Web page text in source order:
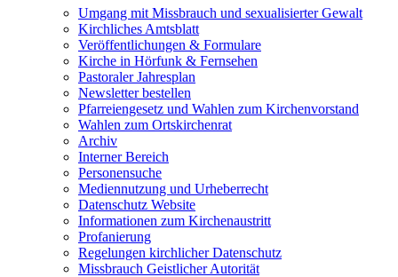
Umgang mit Missbrauch und sexualisierter Gewalt
Kirchliches Amtsblatt
Veröffentlichungen & Formulare
Kirche in Hörfunk & Fernsehen
Pastoraler Jahresplan
Newsletter bestellen
Pfarreiengesetz und Wahlen zum Kirchenvorstand
Wahlen zum Ortskirchenrat
Archiv
Interner Bereich
Personensuche
Mediennutzung und Urheberrecht
Datenschutz Website
Informationen zum Kirchenaustritt
Profanierung
Regelungen kirchlicher Datenschutz
Missbrauch Geistlicher Autorität